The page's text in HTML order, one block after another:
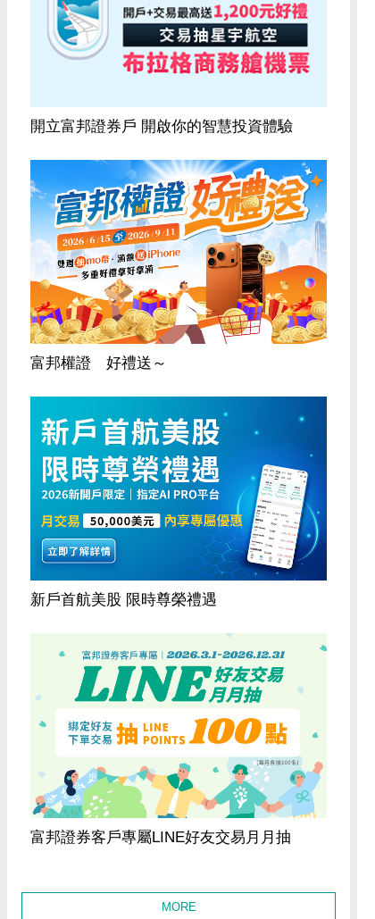
開立富邦證券戶 開啟你的智慧投資體驗
富邦權證 好禮送～
新戶首航美股 限時尊榮禮遇
富邦證券客戶專屬LINE好友交易月月抽
MORE